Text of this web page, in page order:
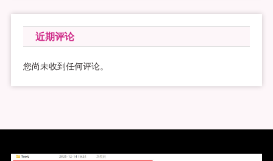
近期评论
您尚未收到任何评论。